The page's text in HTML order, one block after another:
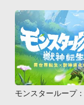
考を入力して完
ーにより評価さ
設定画面へ進む
設定、近接アラ
囲(初期値5000m)
のアプリの操作
者に行ってもら
モンスターループ